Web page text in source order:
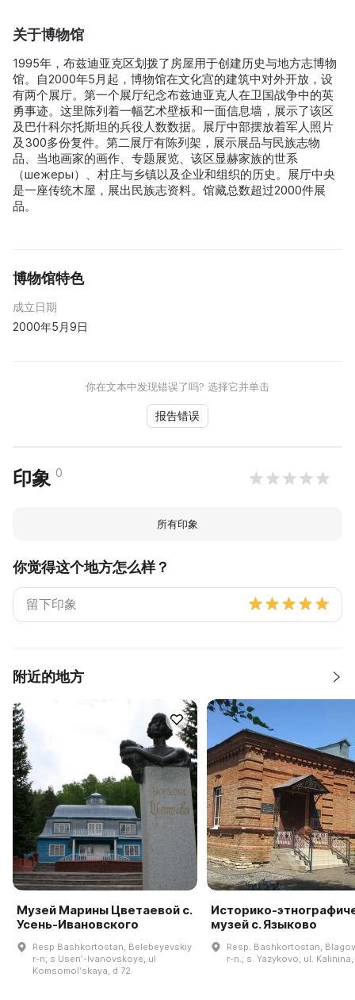
关于博物馆
1995年，布兹迪亚克区划拨了房屋用于创建历史与地方志博物
馆。自2000年5月起，博物馆在文化宫的建筑中对外开放，设
有两个展厅。第一个展厅纪念布兹迪亚克人在卫国战争中的英
勇事迹。这里陈列着一幅艺术壁板和一面信息墙，展示了该区
及巴什科尔托斯坦的兵役人数数据。展厅中部摆放着军人照片
及300多份复件。第二展厅有陈列架，展示展品与民族志物
品、当地画家的画作、专题展览、该区显赫家族的世系
（шежеры）、村庄与乡镇以及企业和组织的历史。展厅中央
是一座传统木屋，展出民族志资料。馆藏总数超过2000件展
品。
博物馆特色
成立日期
2000年5月9日
你在文本中发现错误了吗? 选择它并单击
报告错误
印象 0
所有印象
你觉得这个地方怎么样？
附近的地方
Музей Марины Цветаевой с.
Усень-Ивановского
Resp Bashkortostan, Belebeyevskiy
r-n, s Usenʹ-Ivanovskoye, ul
Komsomolʹskaya, d 72
Историко-
музей с. Языково
Resp. Bashkortostan,
r-n., s. Yazykovo, ul.